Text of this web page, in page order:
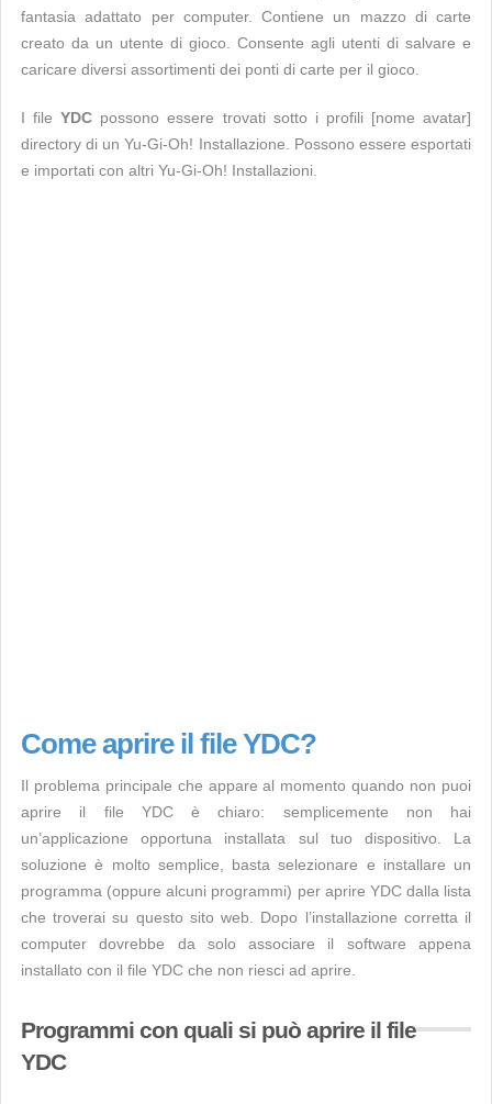
fantasia adattato per computer. Contiene un mazzo di carte
creato da un utente di gioco. Consente agli utenti di salvare e
caricare diversi assortimenti dei ponti di carte per il gioco.
I fileYDC possono essere trovati sotto i profili [nome avatar]
directory di un Yu-Gi-Oh! Installazione. Possono essere esportati
e importati con altri Yu-Gi-Oh! Installazioni.
Come aprire il file YDC?
Il problema principale che appare al momento quando non puoi
aprire il file YDC è chiaro: semplicemente non hai
un’applicazione opportuna installata sul tuo dispositivo. La
soluzione è molto semplice, basta selezionare e installare un
programma (oppure alcuni programmi) per aprire YDC dalla lista
che troverai su questo sito web. Dopo l’installazione corretta il
computer dovrebbe da solo associare il software appena
installato con il file YDC che non riesci ad aprire.
Programmi con quali si può aprire il file
YDC